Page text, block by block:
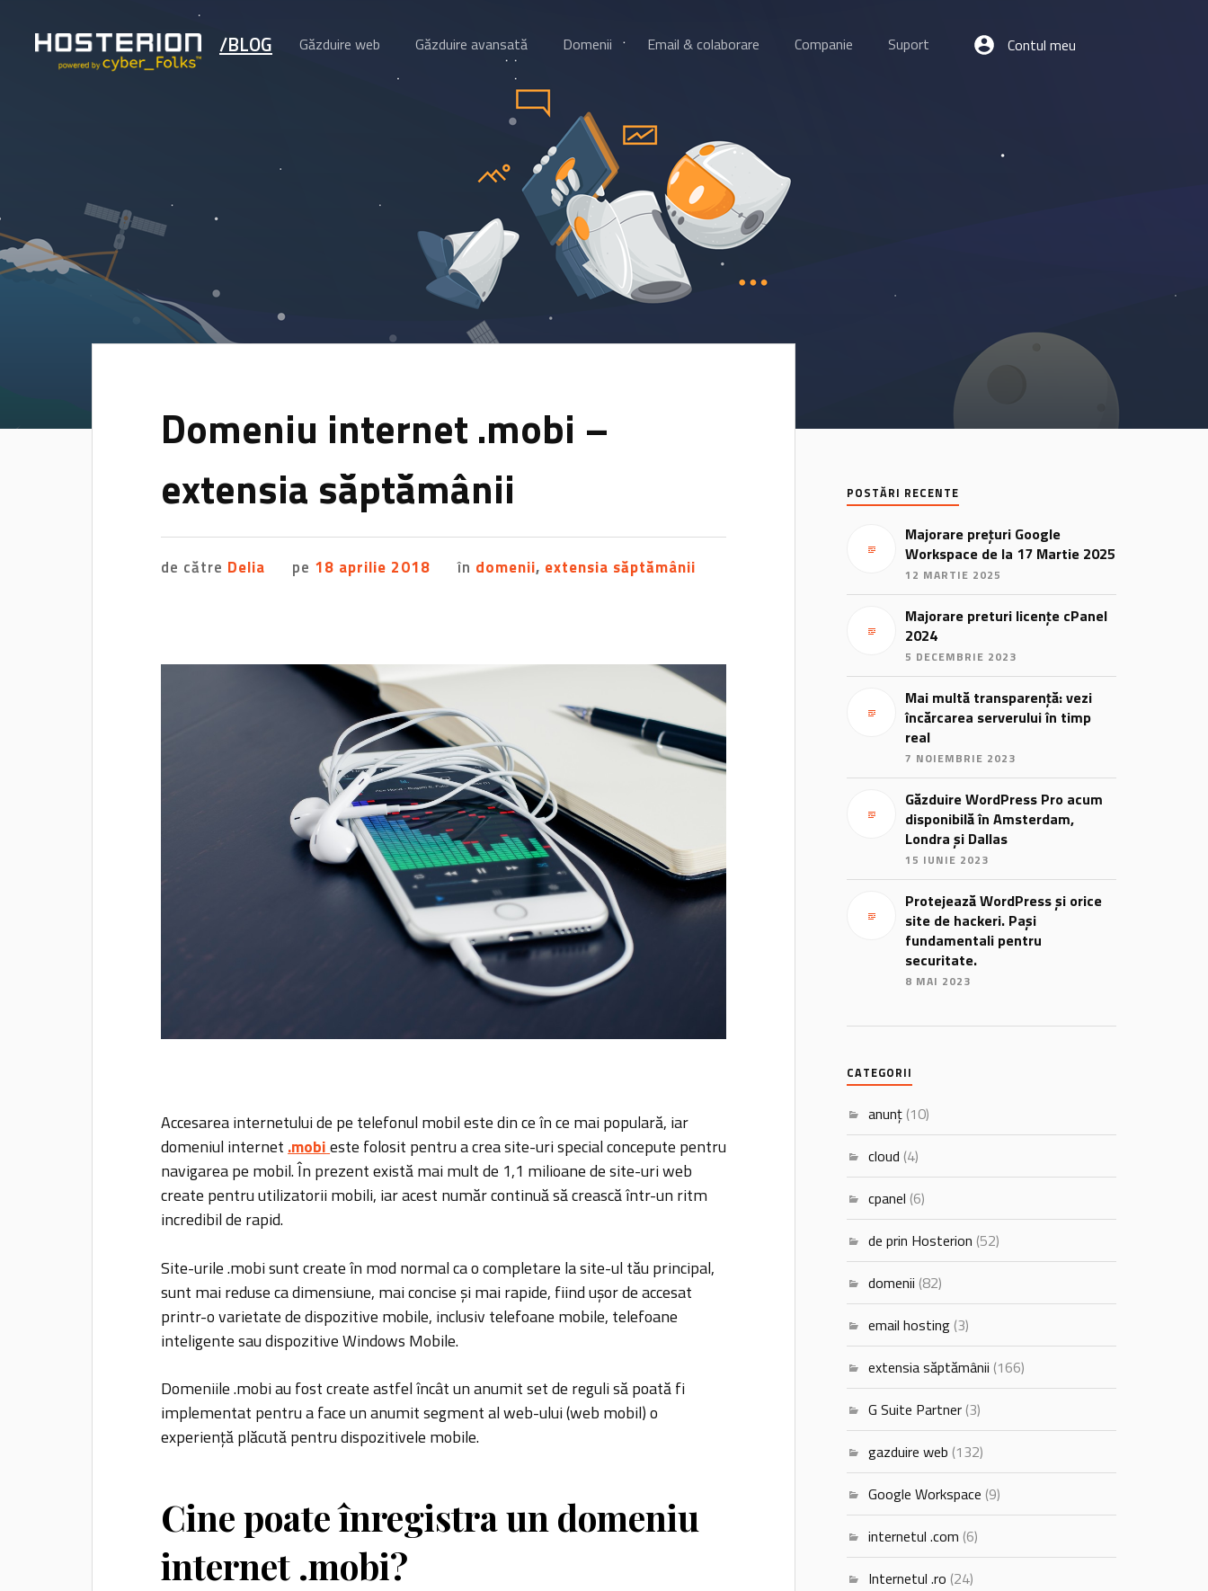
/BLOG Găzduire web Găzduire avansată Domenii Email & colaborare Companie Suport Contul meu
Domeniu internet .mobi –
extensia săptămânii
de către Delia pe 18 aprilie 2018 în domenii, extensia săptămânii
Accesarea internetului de pe telefonul mobil este din ce în ce mai populară, iar
domeniul internet .mobieste folosit pentru a crea site-uri special concepute pentru
navigarea pe mobil. În prezent există mai mult de 1,1 milioane de site-uri web
create pentru utilizatorii mobili, iar acest număr continuă să crească într-un ritm
incredibil de rapid.
Site-urile .mobi sunt create în mod normal ca o completare la site-ul tău principal,
sunt mai reduse ca dimensiune, mai concise și mai rapide, fiind ușor de accesat
printr-o varietate de dispozitive mobile, inclusiv telefoane mobile, telefoane
inteligente sau dispozitive Windows Mobile.
Domeniile .mobi au fost create astfel încât un anumit set de reguli să poată fi
implementat pentru a face un anumit segment al web-ului (web mobil) o
experiență plăcută pentru dispozitivele mobile.
Cine poate înregistra un domeniu
internet .mobi?
POSTĂRI RECENTE
Majorare prețuri Google
Workspace de la 17 Martie 2025
12 MARTIE 2025
Majorare preturi licențe cPanel
2024
5 DECEMBRIE 2023
Mai multă transparență: vezi
încărcarea serverului în timp
real
7 NOIEMBRIE 2023
Găzduire WordPress Pro acum
disponibilă în Amsterdam,
Londra și Dallas
15 IUNIE 2023
Protejează WordPress și orice
site de hackeri. Pași
fundamentali pentru
securitate.
8 MAI 2023
CATEGORII
anunț (10)
cloud (4)
cpanel (6)
de prin Hosterion (52)
domenii (82)
email hosting (3)
extensia săptămânii (166)
G Suite Partner (3)
gazduire web (132)
Google Workspace (9)
internetul .com (6)
Internetul .ro (24)